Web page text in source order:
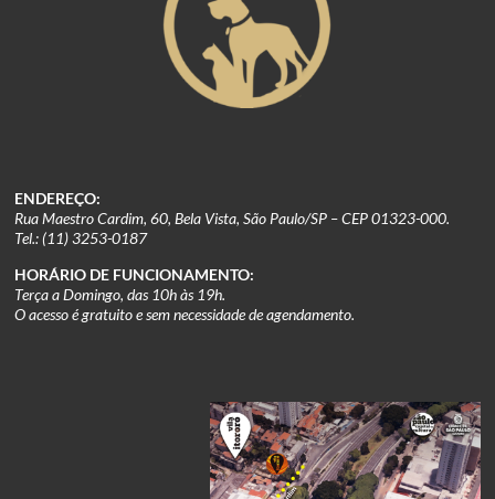
ENDEREÇO:
Rua Maestro Cardim, 60, Bela Vista, São Paulo/SP – CEP 01323-000.
Tel.: (11) 3253-0187
HORÁRIO DE FUNCIONAMENTO:
Terça a Domingo, das 10h às 19h.
O acesso é gratuito e sem necessidade de agendamento.